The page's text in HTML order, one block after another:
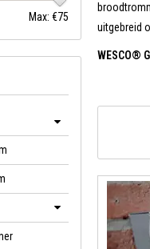
uitgebreid
WESCO®
De
brood,
langer
kleuren,
De
Max: €75